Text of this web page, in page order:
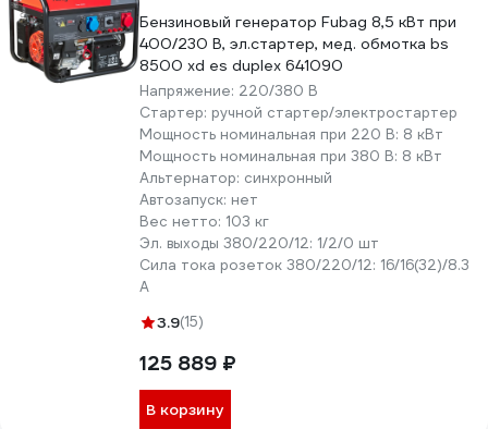
Бензиновый генератор Fubag 8,5 кВт при
400/230 В, эл.стартер, мед. обмотка bs
8500 xd es duplex 641090
Напряжение: 220/380 В
Стартер: ручной стартер/электростартер
Мощность номинальная при 220 В: 8 кВт
Мощность номинальная при 380 В: 8 кВт
Альтернатор: синхронный
Автозапуск: нет
Вес нетто: 103 кг
Эл. выходы 380/220/12: 1/2/0 шт
Сила тока розеток 380/220/12: 16/16(32)/8.3
А
3.9(15)
125 889 ₽
В корзину